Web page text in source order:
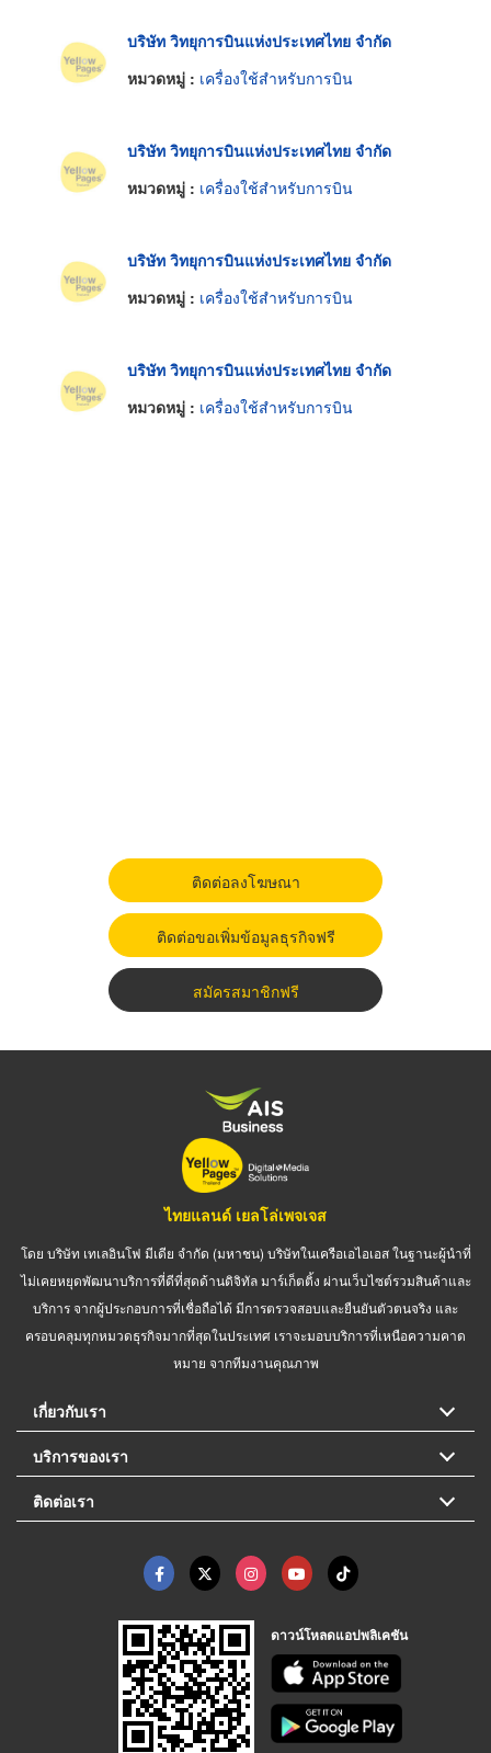
บริษัท วิทยุการบินแห่งประเทศไทย จำกัด
หมวดหมู่ : เครื่องใช้สำหรับการบิน
บริษัท วิทยุการบินแห่งประเทศไทย จำกัด
หมวดหมู่ : เครื่องใช้สำหรับการบิน
บริษัท วิทยุการบินแห่งประเทศไทย จำกัด
หมวดหมู่ : เครื่องใช้สำหรับการบิน
บริษัท วิทยุการบินแห่งประเทศไทย จำกัด
หมวดหมู่ : เครื่องใช้สำหรับการบิน
ติดต่อลงโฆษณา
ติดต่อขอเพิ่มข้อมูลธุรกิจฟรี
สมัครสมาชิกฟรี
ไทยแลนด์ เยลโล่เพจเจส
โดย บริษัท เทเลอินโฟ มีเดีย จำกัด (มหาชน) บริษัทในเครือเอไอเอส ในฐานะผู้นำที่
ไม่เคยหยุดพัฒนาบริการที่ดีที่สุดด้านดิจิทัล มาร์เก็ตติ้ง ผ่านเว็บไซต์รวมสินค้าและ
บริการ จากผู้ประกอบการที่เชื่อถือได้ มีการตรวจสอบและยืนยันตัวตนจริง และ
ครอบคลุมทุกหมวดธุรกิจมากที่สุดในประเทศ เราจะมอบบริการที่เหนือความคาด
หมาย จากทีมงานคุณภาพ
เกี่ยวกับเรา
บริการของเรา
ติดต่อเรา
ดาวน์โหลดแอปพลิเคชัน